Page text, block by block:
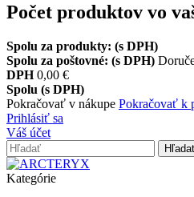
Počet produktov vo
Spolu za produkty: (s DPH)
Spolu za poštovné: (s DPH)
DPH 0,00 €
Spolu (s DPH)
Pokračovať v nákupe Pokračovať k
Prihlásiť sa
Váš účet
Kategórie